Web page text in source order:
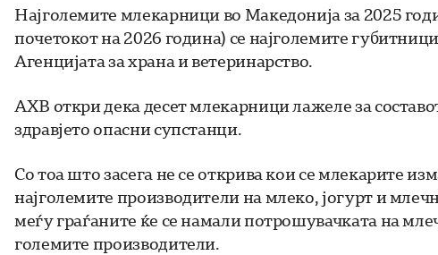
Најголемите млекарници во Македонија за 2025
почетокот на 2026 година) се најголемите
Агенцијата за храна и ветеринарство.
АХВ откри дека десет млекарници лажеле за
здравјето опасни супстанци.
Со тоа што засега не се открива кои се млекарите
најголемите производители на млеко, јогурт и
меѓу граѓаните ќе се намали потрошувачката на
големите производители.